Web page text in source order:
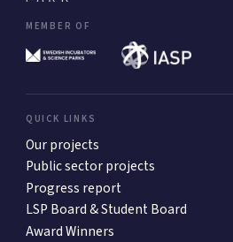
MEMBER OF
QUICK LINKS
Our projects
Public sector projects
Progress report
LSP Board & Student Board
Award Winners